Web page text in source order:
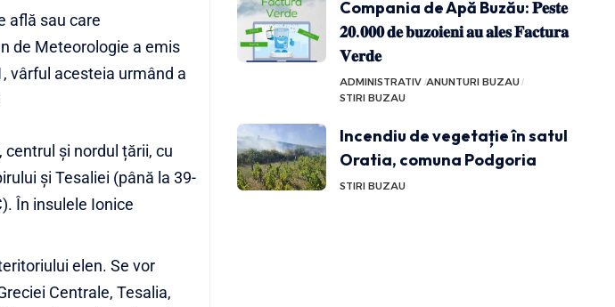
află sau care
de Meteorologie a emis
vârful acesteia urmând a
și nordul țării, cu
și Tesaliei (până la 39-
În insulele Ionice
elen. Se vor
Centrale, Tesalia,
Compania de Apă Buzău: 𝐏𝐞𝐬𝐭𝐞
𝟐𝟎.𝟎𝟎𝟎 𝐝𝐞 𝐛𝐮𝐳𝐨𝐢𝐞𝐧𝐢 𝐚𝐮 𝐚𝐥𝐞𝐬 𝐅𝐚𝐜𝐭𝐮𝐫𝐚
𝐕𝐞𝐫𝐝𝐞
ADMINISTRATIV ANUNTURI BUZAU
STIRI BUZAU
Incendiu de vegetație în satul
Oratia, comuna Podgoria
STIRI BUZAU